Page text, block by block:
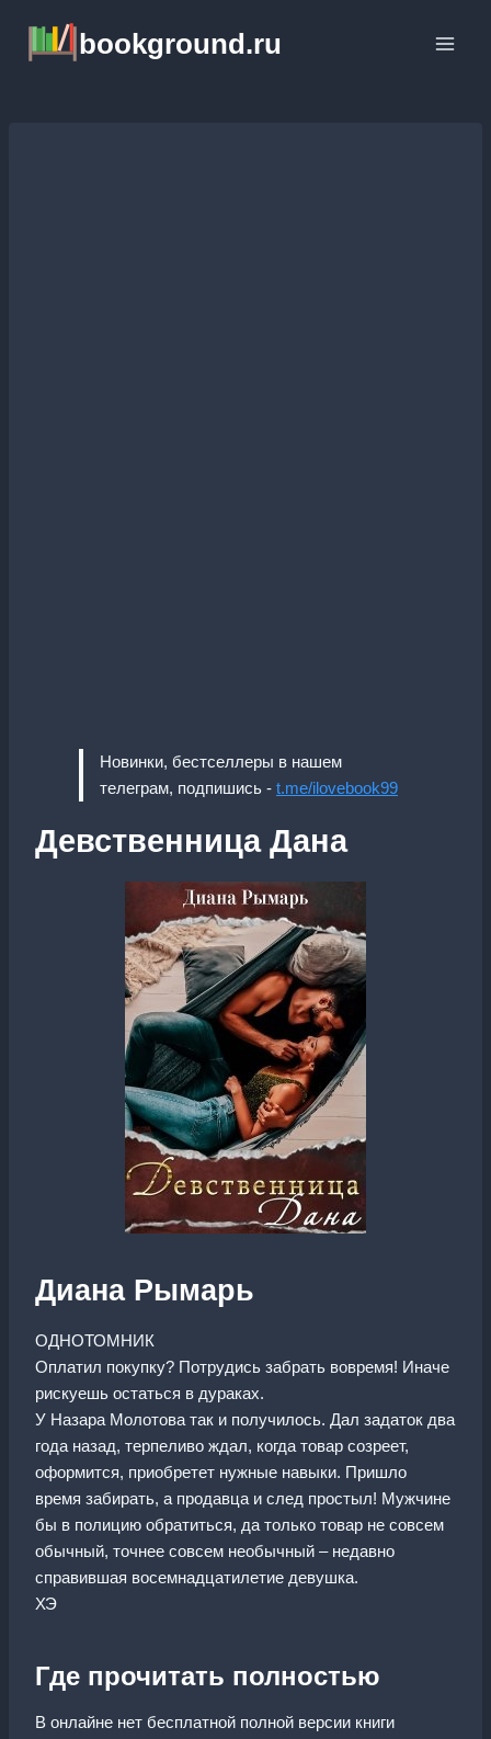
содержимому
bookground.ru
Новинки, бестселлеры в нашем
телеграм, подпишись - t.me/ilovebook99
Девственница Дана
Диана Рымарь
ОДНОТОМНИК
Оплатил покупку? Потрудись забрать вовремя! Иначе
рискуешь остаться в дураках.
У Назара Молотова так и получилось. Дал задаток два
года назад, терпеливо ждал, когда товар созреет,
оформится, приобретет нужные навыки. Пришло
время забирать, а продавца и след простыл! Мужчине
бы в полицию обратиться, да только товар не совсем
обычный, точнее совсем необычный – недавно
справившая восемнадцатилетие девушка.
ХЭ
Где прочитать полностью
В онлайне нет бесплатной полной версии книги